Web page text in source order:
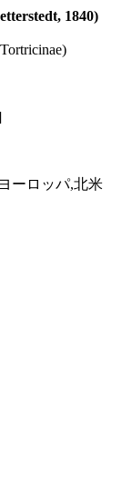
1840)
ーロッパ,北米